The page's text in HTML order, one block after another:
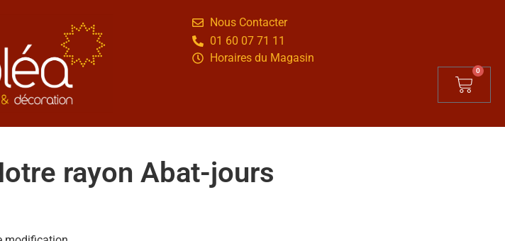
Nous Contacter
01 60 07 71 11
Horaires du Magasin
0
rayon Abat-jours